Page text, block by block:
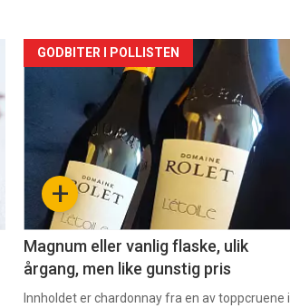
Forsiden
akkurat
+
GODBITER I POLLISTEN
Magnum eller vanlig flaske, ulik
årgang, men like gunstig pris
Innholdet er chardonnay fra en av toppcruene i